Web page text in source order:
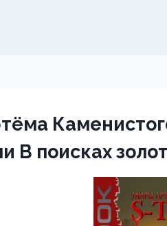
В поисках